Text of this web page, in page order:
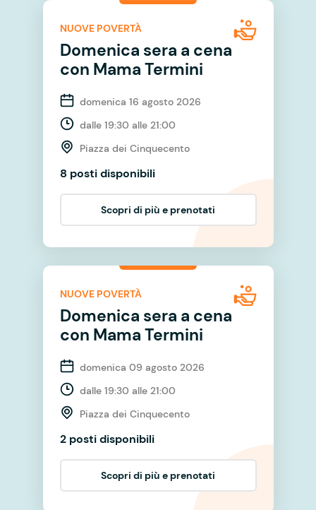
NUOVE POVERTÀ
Domenica sera a cena
con Mama Termini
domenica 16 agosto 2026
dalle 19:30 alle 21:00
Piazza dei Cinquecento
8 posti disponibili
Scopri di più e prenotati
NUOVE POVERTÀ
Domenica sera a cena
con Mama Termini
domenica 09 agosto 2026
dalle 19:30 alle 21:00
Piazza dei Cinquecento
2 posti disponibili
Scopri di più e prenotati